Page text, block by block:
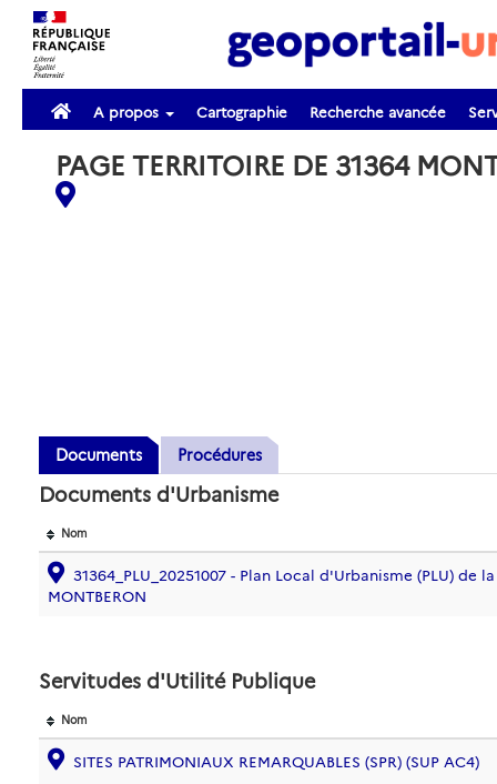
A propos Cartographie Recherche avancée
PAGE TERRITOIRE DE 31364
Documents Procédures
Documents d'Urbanisme
Nom
31364_PLU_20251007 - Plan Local d'Urbanisme (PLU) de
MONTBERON
Servitudes d'Utilité Publique
Nom
SITES PATRIMONIAUX REMARQUABLES (SPR) (SUP AC4)